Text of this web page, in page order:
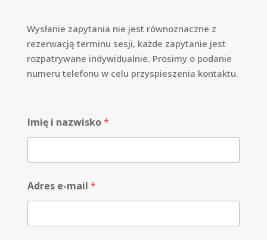
Wysłanie zapytania nie jest równoznaczne z
rezerwacją terminu sesji, każde zapytanie jest
rozpatrywane indywidualnie. Prosimy o podanie
numeru telefonu w celu przyspieszenia kontaktu.
Imię i nazwisko*
Adres e-mail *